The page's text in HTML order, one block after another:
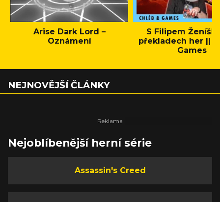
Arise Dark Lord –
Oznámení
S Filipem
překladech her ||
Games
NEJNOVĚJŠÍ ČLÁNKY
Nejoblíbenější herní série
Assassin's Creed